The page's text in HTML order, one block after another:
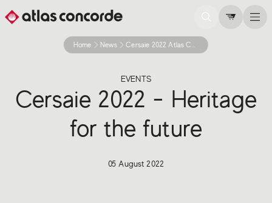
Home News Cersaie 2022 Atlas Concorde
EVENTS
Cersaie 2022 - Heritage
for the future
05 August 2022